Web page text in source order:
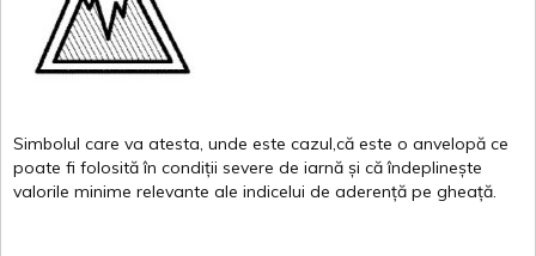
Simbolul care va atesta, unde este cazul,că este o anvelopă ce
poate fi folosită în condiții severe de iarnă și că îndeplinește
valorile minime relevante ale indicelui de aderență pe gheață.